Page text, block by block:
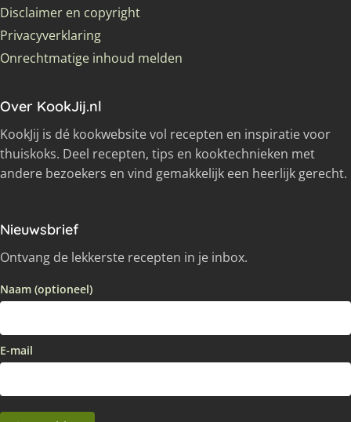
Disclaimer en copyright
Privacyverklaring
Onrechtmatige inhoud melden
Over KookJij.nl
KookJij is dé kookwebsite vol recepten en inspiratie voor
thuiskoks. Deel recepten, tips en kooktechnieken met
andere bezoekers en vind gemakkelijk een heerlijk gerecht.
Nieuwsbrief
Ontvang de lekkerste recepten in je inbox.
Naam (optioneel)
E-mail